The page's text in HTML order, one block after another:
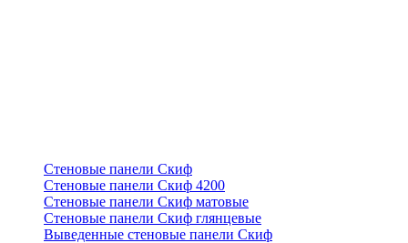
Стеновые панели Скиф
Стеновые панели Скиф 4200
Стеновые панели Скиф матовые
Стеновые панели Скиф глянцевые
Выведенные стеновые панели Скиф